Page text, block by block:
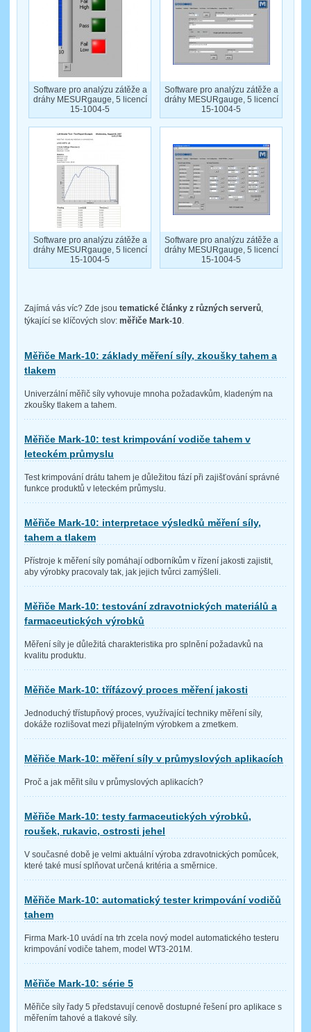
Software pro analýzu zátěže a
dráhy MESURgauge, 5 licencí
15-1004-5
Software pro analýzu zátěže a
dráhy MESURgauge, 5 licencí
15-1004-5
Software pro analýzu zátěže a
dráhy MESURgauge, 5 licencí
15-1004-5
Software pro analýzu zátěže a
dráhy MESURgauge, 5 licencí
15-1004-5
Zajímá vás víc? Zde jsou tematické články z různých serverů,
týkající se klíčových slov: měřiče Mark-10.
Měřiče Mark-10: základy měření síly, zkoušky tahem a
tlakem
Univerzální měřič síly vyhovuje mnoha požadavkům, kladeným na
zkoušky tlakem a tahem.
Měřiče Mark-10: test krimpování vodiče tahem v
leteckém průmyslu
Test krimpování drátu tahem je důležitou fází při zajišťování správné
funkce produktů v leteckém průmyslu.
Měřiče Mark-10: interpretace výsledků měření síly,
tahem a tlakem
Přístroje k měření síly pomáhají odborníkům v řízení jakosti zajistit,
aby výrobky pracovaly tak, jak jejich tvůrci zamýšleli.
Měřiče Mark-10: testování zdravotnických materiálů a
farmaceutických výrobků
Měření síly je důležitá charakteristika pro splnění požadavků na
kvalitu produktu.
Měřiče Mark-10: třífázový proces měření jakosti
Jednoduchý třístupňový proces, využívající techniky měření síly,
dokáže rozlišovat mezi přijatelným výrobkem a zmetkem.
Měřiče Mark-10: měření síly v průmyslových aplikacích
Proč a jak měřit sílu v průmyslových aplikacích?
Měřiče Mark-10: testy farmaceutických výrobků,
roušek, rukavic, ostrosti jehel
V současné době je velmi aktuální výroba zdravotnických pomůcek,
které také musí splňovat určená kritéria a směrnice.
Měřiče Mark-10: automatický tester krimpování vodičů
tahem
Firma Mark-10 uvádí na trh zcela nový model automatického testeru
krimpování vodiče tahem, model WT3-201M.
Měřiče Mark-10: série 5
Měřiče síly řady 5 představují cenově dostupné řešení pro aplikace s
měřením tahové a tlakové síly.